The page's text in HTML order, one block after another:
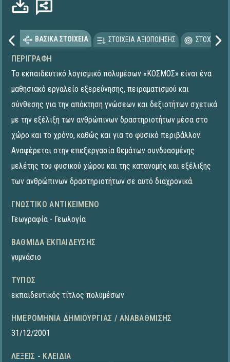
ΒΑΣΙΚΑ ΣΤΟΙΧΕΙΑ ΣΤΟΙΧΕΙΑ ΑΞΙΟΠΟΙΗΣΗΣ
ΠΕΡΙΓΡΑΦΉ
Το εκπαιδευτικό λογισμικό πολυμέσων «ΚΟΣΜΟΣ» είναι ένα
μαθησιακό εργαλείο εξερεύνησης, πειραματισμού και
σύνθεσης για την απόκτηση γνώσεων και δεξιοτήτων σχετικά
με την εξέλιξη των ανθρώπινων δραστηριοτήτων μέσα στο
χώρο και το χρόνο, καθώς και για το φυσικό περιβάλλον.
Αναφέρεται στην επεξεργασία θεμάτων συνδυασμένης
μελέτης του φυσικού χώρου και της κατανομής και εξέλιξης
των ανθρώπινων δραστηριοτήτων σε αυτό διαχρονικά.
ΓΝΩΣΤΙΚΌ ΑΝΤΙΚΕΊΜΕΝΟ
Γεωγραφία - Γεωλογία
ΒΑΘΜΊΔΑ ΕΚΠΑΊΔΕΥΣΗΣ
γυμνάσιο
ΤΎΠΟΣ
εκπαιδευτικός τίτλος πολυμέσων
ΗΜΕΡΟΜΗΝΊΑ ΔΗΜΙΟΥΡΓΊΑΣ / ΑΝΑΒΆΘΜΙΣΗΣ
31/12/2001
ΛΈΞΕΙΣ - ΚΛΕΙΔΙΆ